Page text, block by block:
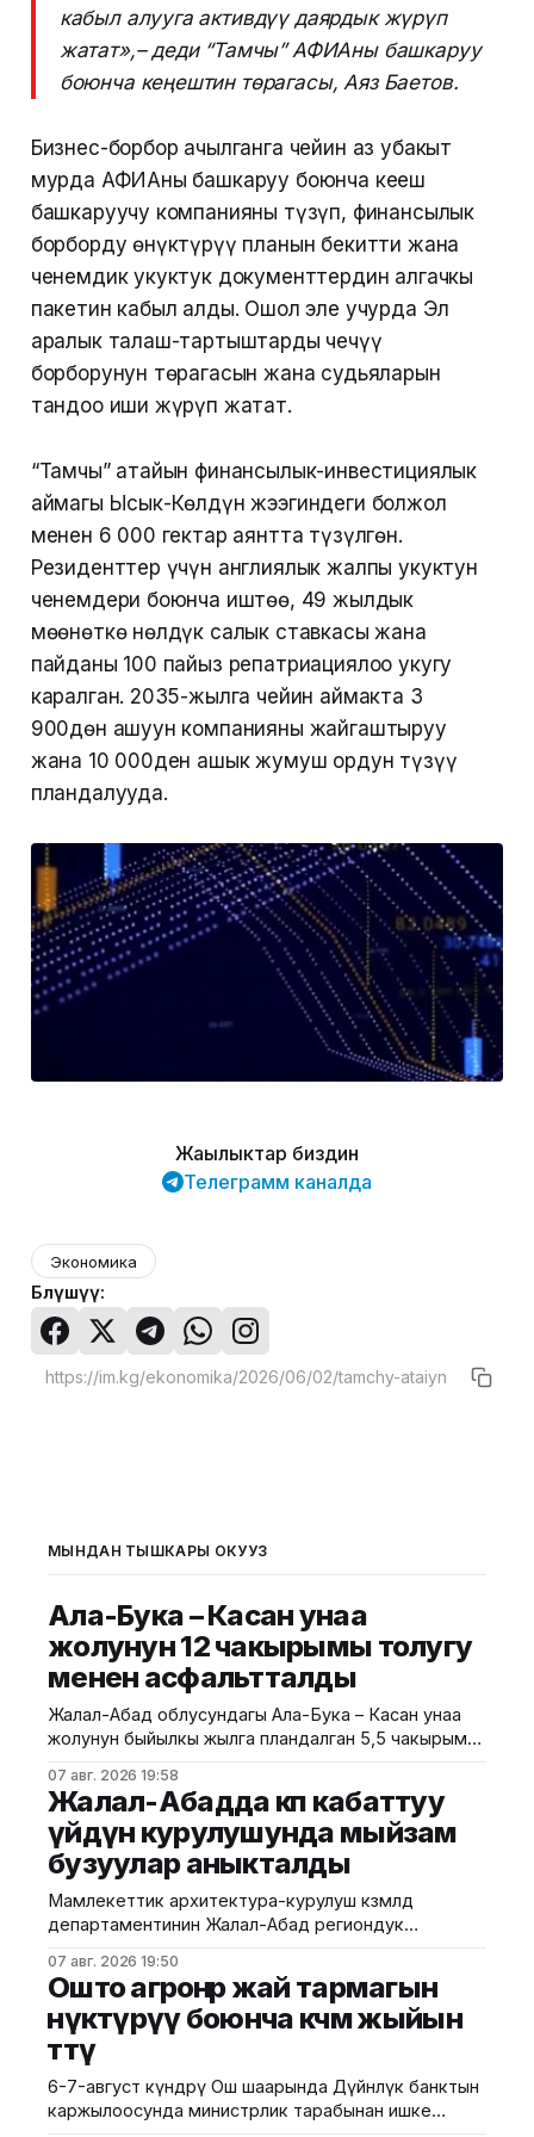
кабыл алууга активдүү даярдык жүрүп
жатат»,– деди “Тамчы” АФИАны башкаруу
боюнча кеңештин төрагасы, Аяз Баетов.
Бизнес-борбор ачылганга чейин аз убакыт
мурда АФИАны башкаруу боюнча кеңеш
башкаруучу компанияны түзүп, финансылык
борборду өнүктүрүү планын бекитти жана
ченемдик укуктук документтердин алгачкы
пакетин кабыл алды. Ошол эле учурда Эл
аралык талаш-тартыштарды чечүү
борборунун төрагасын жана судьяларын
тандоо иши жүрүп жатат.
“Тамчы” атайын финансылык-инвестициялык
аймагы Ысык-Көлдүн жээгиндеги болжол
менен 6 000 гектар аянтта түзүлгөн.
Резиденттер үчүн англиялык жалпы укуктун
ченемдери боюнча иштөө, 49 жылдык
мөөнөткө нөлдүк салык ставкасы жана
пайданы 100 пайыз репатриациялоо укугу
каралган. 2035-жылга чейин аймакта 3
900дөн ашуун компанияны жайгаштыруу
жана 10 000ден ашык жумуш ордун түзүү
пландалууда.
Жаңылыктар биздин
Телеграмм каналда
Экономика
Бөлүшүү:
МЫНДАН ТЫШКАРЫ ОКУҢУЗ
Ала-Бука – Касан унаа
жолунун 12 чакырымы толугу
менен асфальтталды
Жалал-Абад облусундагы Ала-Бука – Касан унаа
жолунун быйылкы жылга пландалган 5,5 чакырым
аяктады. Транспорт жана коммуникациялар
министрлигинин маалыматына ылайык, жол куруу
иштери №17 Жол эксплуатациялоо мекемеси
тарабынан белгиленген графикке ылайык,
курулуштун сапат талаптарын сактоо менен
жүргүзүлдү. Аталган жолдун жалпы 12 чакырымына
07 авг. 2026 19:58
Жалал-Абадда көп кабаттуу
үйдүн курулушунда мыйзам
бузуулар аныкталды
Мамлекеттик архитектура-курулуш көзөмөлдөө
департаментинин Жалал-Абад региондук
текшерүү жүргүздү. Бул тууралуу Курулуш
министрлигинин басма сөз кызматы билдирди.
Маалыматка ылайык, текшерүү Байзаков көчөсү, 46
дарегинде курулуп жаткан объектте өткөрүлүп,
техникалык талаптардын бузулганы аныкталды.
Белгиленгендей, курулуш иштери бекитилген
долбоордук документациядан четтөө менен
07 авг. 2026 19:50
Ошто агроөнөр жай тармагын
өнүктүрүү боюнча көчмө жыйын
өттү
6-7-август күндөрү Ош шаарында Дүйнөлүк банктын
каржылоосунда министрлик тарабынан ишке